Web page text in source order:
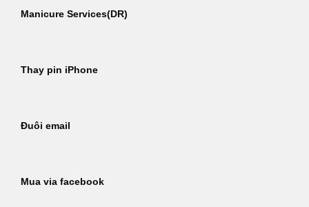
Manicure Services(DR)
Thay pin iPhone
Đuôi email
Mua via facebook